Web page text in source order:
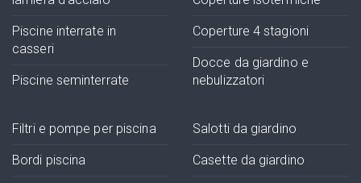
Piscine interrate in
casseri
Piscine seminterrate
Coperture 4 stagioni
Docce da giardino e
nebulizzatori
Filtri e pompe per piscina
Bordi piscina
Salotti da giardino
Casette da giardino